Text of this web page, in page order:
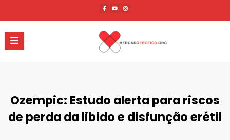
o
conteúdo
Ozempic: Estudo alerta para riscos
de perda da libido e disfunção erétil